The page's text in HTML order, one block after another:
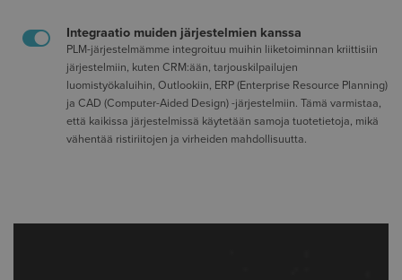
Integraatio muiden järjestelmien kanssa
PLM-järjestelmämme integroituu muihin liiketoiminnan kriittisiin
järjestelmiin, kuten CRM:ään, tarjouskilpailujen
luomistyökaluihin, Outlookiin, ERP (Enterprise Resource Planning)
ja CAD (Computer-Aided Design) -järjestelmiin. Tämä varmistaa,
että kaikissa järjestelmissä käytetään samoja tuotetietoja, mikä
vähentää ristiriitojen ja virheiden mahdollisuutta.